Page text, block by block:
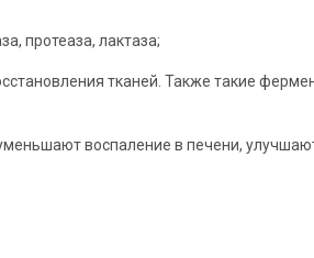
протеаза, лактаза;
тканей. Также такие
воспаление в печени,